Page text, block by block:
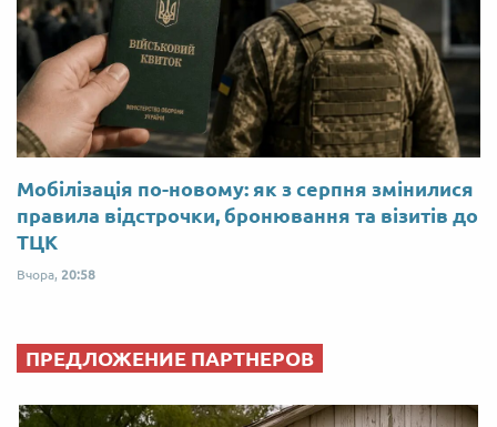
Мобілізація по-новому: як з серпня змінилися
правила відстрочки, бронювання та візитів до
ТЦК
Вчора, 20:58
ПРЕДЛОЖЕНИЕ ПАРТНЕРОВ